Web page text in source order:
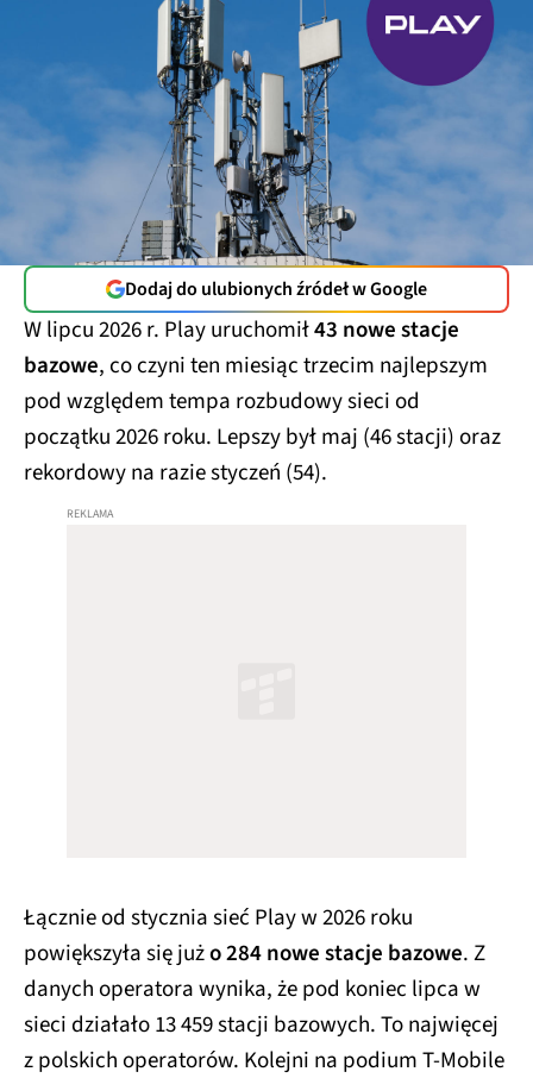
Dodaj do ulubionych źródeł w Google
W lipcu 2026 r. Play uruchomił43 nowe stacje
bazowe, co czyni ten miesiąc trzecim najlepszym
pod względem tempa rozbudowy sieci od
początku 2026 roku. Lepszy był maj (46 stacji) oraz
rekordowy na razie styczeń (54).
Łącznie od stycznia sieć Play w 2026 roku
powiększyła się jużo 284 nowe stacje bazowe. Z
danych operatora wynika, że pod koniec lipca w
sieci działało 13 459 stacji bazowych. To najwięcej
z polskich operatorów. Kolejni na podium T-Mobile